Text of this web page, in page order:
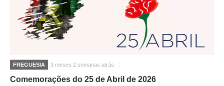
FREGUESIA 3 meses 2 semanas atrás
Comemorações do 25 de Abril de 2026